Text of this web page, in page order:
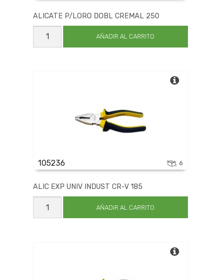
ALICATE P/LORO DOBL CREMAL 250
ALICATE
P/LORO
AÑADIR AL CARRITO
105236 6
ALIC EXP UNIV INDUST CR-V 185
ALIC
EXP
UNIV
AÑADIR AL CARRITO